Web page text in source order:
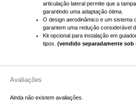
articulação lateral permite que a
garantindo uma adaptação ótima.
O design aerodinâmico e um sistema
garantem uma redução considerável
Kit opcional para instalação em
tipos. (vendido separadamente sob
Avaliações
Ainda não existem avaliações.